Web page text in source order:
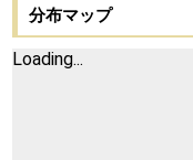
分布マップ